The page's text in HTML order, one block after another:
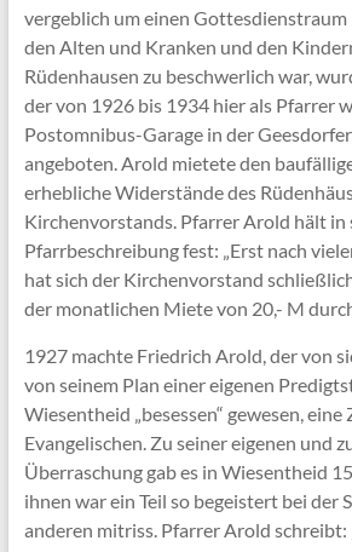
vergeblich um einen
den Alten und Kranken und den
Rüdenhausen zu beschwerlich war,
der von 1926 bis 1934 hier als Pfarrer
Postomnibus-Garage in der
angeboten. Arold mietete den
erhebliche Widerstände des
Kirchenvorstands. Pfarrer Arold hält in
Pfarrbeschreibung fest: „Erst nach
hat sich der Kirchenvorstand
der monatlichen Miete von 20,- M
1927 machte Friedrich Arold, der von
von seinem Plan einer eigenen
Wiesentheid „besessen“ gewesen, eine
Evangelischen. Zu seiner eigenen und
Überraschung gab es in Wiesentheid
ihnen war ein Teil so begeistert bei der
anderen mitriss. Pfarrer Arold schreibt: